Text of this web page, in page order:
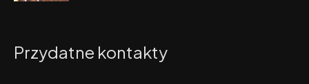
Przydatne kontakty